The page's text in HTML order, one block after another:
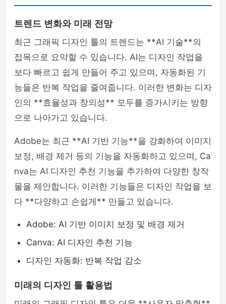
트렌드 변화와 미래 전망
최근 그래픽 디자인 툴의 트렌드는 **AI 기술**의
접목으로 요약할 수 있습니다. AI는 디자인 작업을
보다 빠르고 쉽게 만들어 주고 있으며, 자동화된 기
능들은 반복 작업을 줄여줍니다. 이러한 변화는 디자
인의 **효율성과 창의성** 모두를 증가시키는 방향
으로 나아가고 있습니다.
Adobe는 최근 **AI 기반 기능**을 강화하여 이미지
보정, 배경 제거 등의 기능을 자동화하고 있으며, Ca
nva는 AI 디자인 추천 기능을 추가하여 다양한 창작
물을 제안합니다. 이러한 기능들은 디자인 작업을 보
다 **다양하고 손쉽게** 만들고 있습니다.
Adobe: AI 기반 이미지 보정 및 배경 제거
Canva: AI 디자인 추천 기능
디자인 자동화: 반복 작업 감소
미래의 디자인 툴 활용법